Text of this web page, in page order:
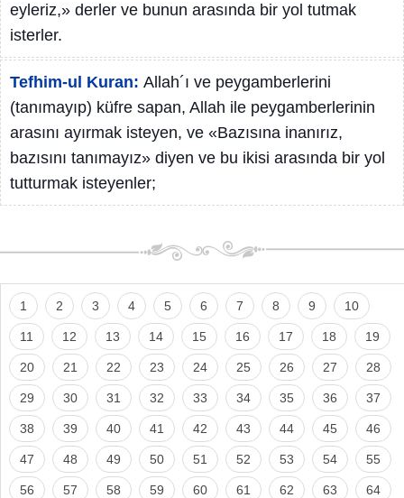
eyleriz,» derler ve bunun arasında bir yol tutmak
isterler.
Tefhim-ul Kuran: Allah´ı ve peygamberlerini
(tanımayıp) küfre sapan, Allah ile peygamberlerinin
arasını ayırmak isteyen, ve «Bazısına inanırız,
bazısını tanımayız» diyen ve bu ikisi arasında bir yol
tutturmak isteyenler;
1 2 3 4 5 6 7 8 9 10
11 12 13 14 15 16 17 18 19
20 21 22 23 24 25 26 27 28
29 30 31 32 33 34 35 36 37
38 39 40 41 42 43 44 45 46
47 48 49 50 51 52 53 54 55
56 57 58 59 60 61 62 63 64